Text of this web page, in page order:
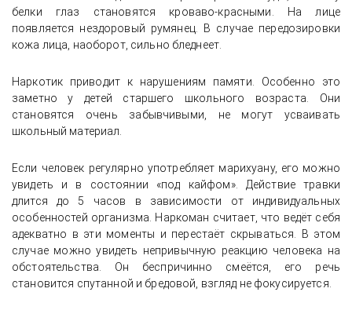
белки глаз становятся кроваво-красными. На лице
появляется нездоровый румянец. В случае передозировки
кожа лица, наоборот, сильно бледнеет.
Наркотик приводит к нарушениям памяти. Особенно это
заметно у детей старшего школьного возраста. Они
становятся очень забывчивыми, не могут усваивать
школьный материал.
Если человек регулярно употребляет марихуану, его можно
увидеть и в состоянии «под кайфом». Действие травки
длится до 5 часов в зависимости от индивидуальных
особенностей организма. Наркоман считает, что ведёт себя
адекватно в эти моменты и перестаёт скрываться. В этом
случае можно увидеть непривычную реакцию человека на
обстоятельства. Он беспричинно смеётся, его речь
становится спутанной и бредовой, взгляд не фокусируется.